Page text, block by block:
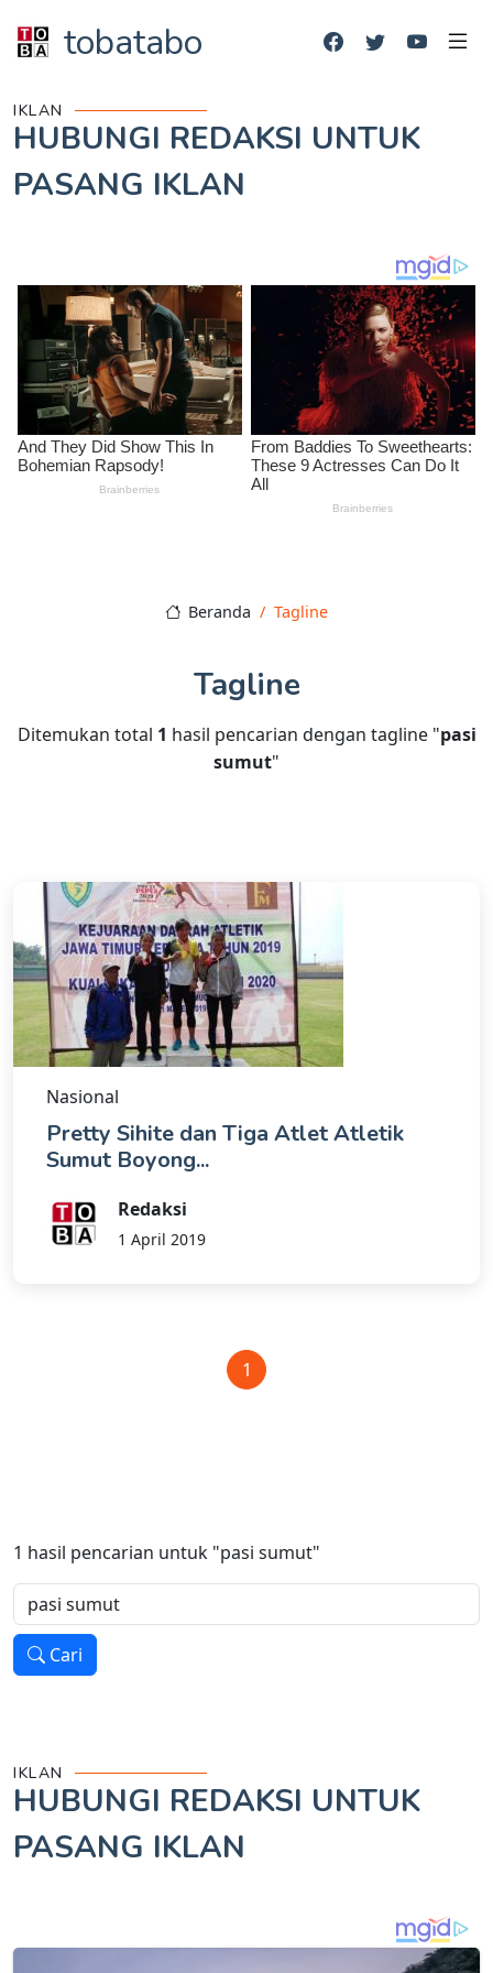
tobatabo
IKLAN
HUBUNGI REDAKSI UNTUK
PASANG IKLAN
Beranda Tagline
Tagline
Ditemukan total 1 hasil pencarian dengan tagline "pasi
sumut"
Nasional
Pretty Sihite dan Tiga Atlet Atletik
Sumut Boyong...
Redaksi
1 April 2019
1
1 hasil pencarian untuk "pasi sumut"
Cari
IKLAN
HUBUNGI REDAKSI UNTUK
PASANG IKLAN